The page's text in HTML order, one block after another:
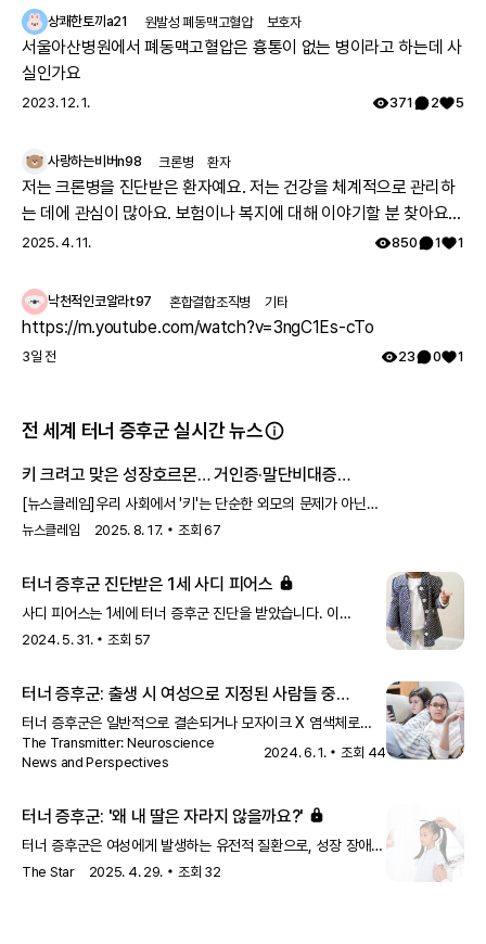
걱정스러워서리.. 다들 몇주차에 무슨 검사하셨나요? 도움 좀 주심
감사하겠습니다.
상쾌한토끼a21 원발성 폐동맥고혈압 보호자
서울아산병원에서 폐동맥고혈압은 흉통이 없는 병이라고 하는데 사
실인가요
2023. 12. 1. 371 2 5
사랑하는비버n98 크론병 환자
저는 크론병을 진단받은 환자예요. 저는 건강을 체계적으로 관리하
는 데에 관심이 많아요. 보험이나 복지에 대해 이야기할 분 찾아요
👏🏻
2025. 4. 11. 850 1 1
낙천적인코알라t97 혼합결합조직병 기타
https://m.youtube.com/watch?v=3ngC1Es-cTo
3일 전 23 0 1
전 세계 터너 증후군 실시간 뉴스
키 크려고 맞은 성장호르몬… 거인증·말단비대증
'부작용'
[뉴스클레임]우리 사회에서 '키'는 단순한 외모의 문제가 아닌
청소년들의 자존감과 미래를 좌우하는 중대한 문제로 자리
운동까지 다양한 노력을 기울입니다. 이 가운데 이른바 '키 크는
주사'로 잘못 알려진 성장 호르몬 주사제에 대한 사용량이
증가하면서 오남용 문제가 발생돼 보건당국이 주의를 당부하고
뉴스클레임 2025. 8. 17. 조회67
터너 증후군 진단받은 1세 사디 피어스
사디 피어스는 1세에 터너 증후군 진단을 받았습니다. 이
증후군은 약 2,500명 중 1명의 여성 출생에서 발생하며, 전체
2024. 5. 31. 조회 57
터너 증후군: 출생 시 여성으로 지정된 사람들 중
10,000명 중 4명에게 영향을 미침
터너 증후군은 일반적으로 결손되거나 모자이크 X 염색체로
인해 발생하며, 신체 전반에 걸쳐 독특한 변화를 초래합니다.
터너 증후군을 가진 대부분의 사람들은 여성으로 정체성을
4명에게 영향을 미칩니다.
The Transmitter: Neuroscience
News and Perspectives
2024. 6. 1. 조회 44
터너 증후군: '왜 내 딸은 자라지 않을까요?'
터너 증후군은 여성에게 발생하는 유전적 질환으로, 성장 장애를
포함한 다양한 증상을 유발할 수 있습니다. 이 기사에서는 터너
The Star 2025. 4. 29. 조회 32